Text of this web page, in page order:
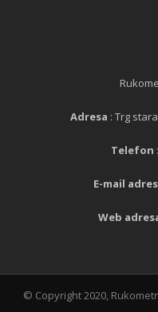
Adresa : Trg
Telefon
E-mail
Web
© Copyright 2020,